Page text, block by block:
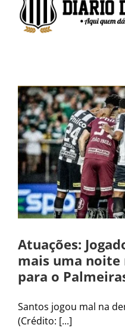
Atuações:
mais uma
para o
Santos jogou mal na
(Crédito: [...]